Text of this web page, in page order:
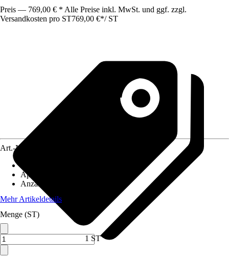
Preis — 769,00 € * Alle Preise inkl. MwSt. und ggf. zzgl.
Versandkosten pro ST769,00 €*/ ST
Art.-Nr.
Aperturfläche
Anzahl Harfenrohre
Mehr Artikeldetails
Menge (ST)
1 ST